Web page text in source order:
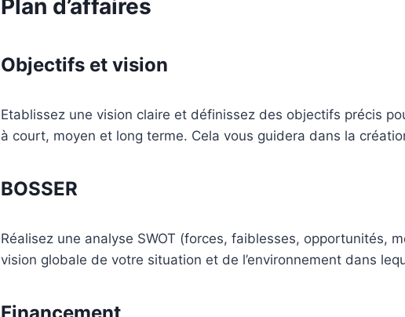
Plan d’affaires
Objectifs et vision
Etablissez une vision claire et définissez des objectifs précis
à court, moyen et long terme. Cela vous guidera dans la
BOSSER
Réalisez une analyse SWOT (forces, faiblesses, opportunités,
vision globale de votre situation et de l’environnement dans
Financement